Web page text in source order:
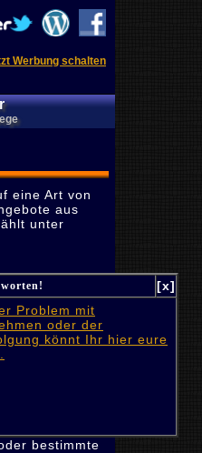
Werbung schalten
[x]
Problem mit
oder der
könnt Ihr hier eure
eine Art von
aus
unter
Line
einzustellen.
Möglich sind
gefriert.
bestimmte